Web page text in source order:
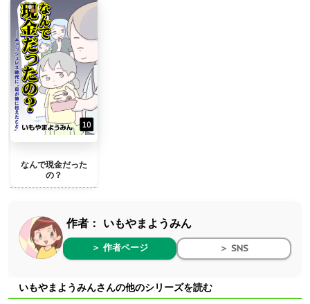
なんで現金だった
の？
作者： いもやまようみん
＞ 作者ページ ＞ SNS
いもやまようみんさんの他のシリーズを読む